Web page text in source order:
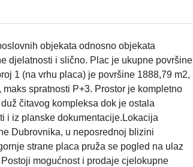
objekata odnosno objekata
djelatnosti i slično. Plac je ukupne površine
1 (na vrhu placa) je površine 1888,79 m2,
spratnosti P+3. Prostor je kompletno
čitavog kompleksa dok je ostala
i iz planske dokumentacije.Lokacija
Dubrovnika, u neposrednoj blizini
strane placa pruža se pogled na ulaz
mogućnost i prodaje cjelokupne